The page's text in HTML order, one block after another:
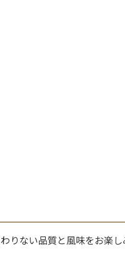
ない品質と風味をお楽し